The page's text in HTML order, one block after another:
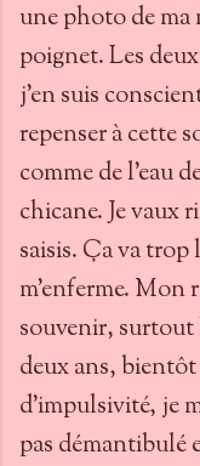
une photo de ma
poignet. Les
j’en suis
repenser à cette
comme de l’eau
chicane. Je vaux
saisis. Ça va
m’enferme. Mon
souvenir, surtout
deux ans,
d’impulsivité, je
pas démantibulé